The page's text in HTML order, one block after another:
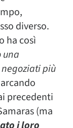
diverso.
ha così
una
negoziati più
precedenti
(ma